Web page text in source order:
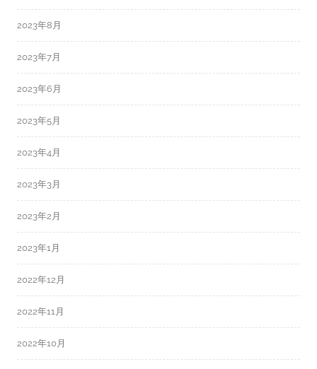
2023年8月
2023年7月
2023年6月
2023年5月
2023年4月
2023年3月
2023年2月
2023年1月
2022年12月
2022年11月
2022年10月